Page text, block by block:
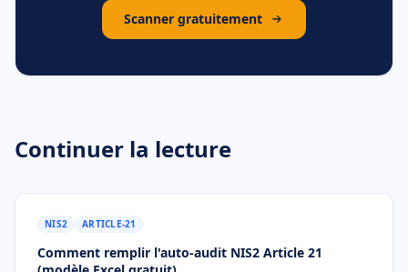
Scanner gratuitement
Continuer la lecture
NIS2 ARTICLE-21
Comment remplir l'auto-audit NIS2 Article 21